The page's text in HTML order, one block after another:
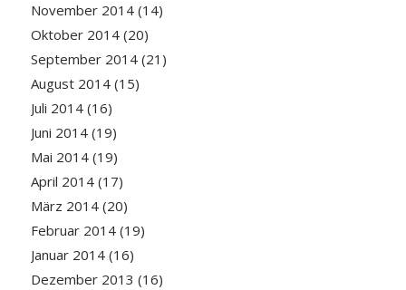
November 2014(14)
Oktober 2014(20)
September 2014(21)
August 2014(15)
Juli 2014(16)
Juni 2014(19)
Mai 2014(19)
April 2014(17)
März 2014(20)
Februar 2014(19)
Januar 2014(16)
Dezember 2013 (16)